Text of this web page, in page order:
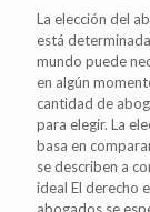
La elección del
está
mundo puede
en algún
cantidad de
para elegir. La
basa en
se describen a
ideal El derecho
abogados se